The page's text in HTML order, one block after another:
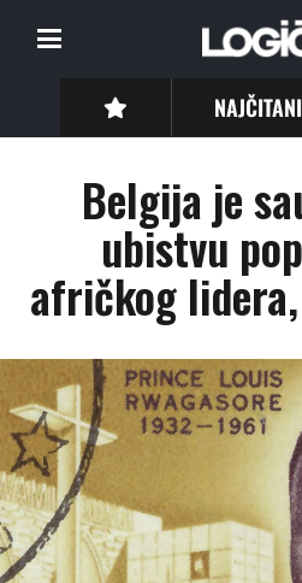
Belgija je
ubistvu
afričkog